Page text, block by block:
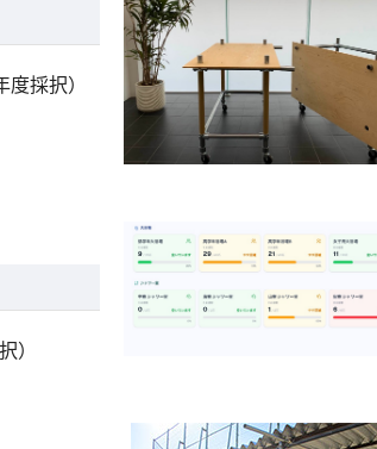
採択）
）